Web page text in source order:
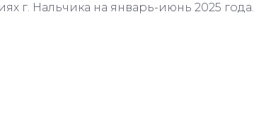
г. Нальчика на январь-июнь 2025 года.